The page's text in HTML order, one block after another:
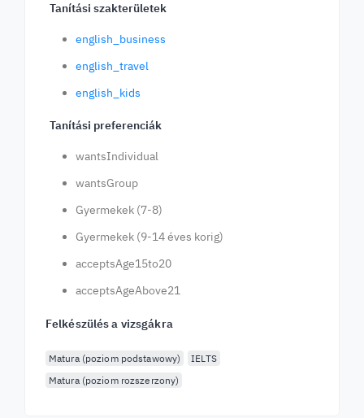
Tanítási szakterületek
english_business
english_travel
english_kids
Tanítási preferenciák
wantsIndividual
wantsGroup
Gyermekek (7-8)
Gyermekek (9-14 éves korig)
acceptsAge15to20
acceptsAgeAbove21
Felkészülés a vizsgákra
Matura (poziom podstawowy)
IELTS
Matura (poziom rozszerzony)